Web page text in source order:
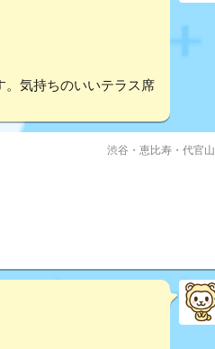
。気持ちのいいテラス席
渋谷・恵比寿・代官山